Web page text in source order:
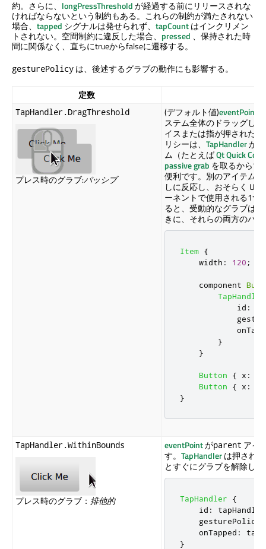
約。さらに、 longPressThresholdが経過する前にリリースされな
ければならないという制約もある。これらの制約が満たされない
場合、 tapped シグナルは発せられず、 tapCountはインクリメン
トされない。空間制約に違反した場合、 pressed 、保持された時
間に関係なく、直ちにtrueからfalseに遷移する。
gesturePolicy は、後述するグラブの動作にも影響する。
定数
TapHandler.DragThreshold
プレス時のグラブ:パッシブ
(デフォルト値)eventPoint
ステム全体のドラッグし
イスまたは指が押された
リシーは、 TapHandlerが
ム（たとえばQt Quick
passive grab を取るからで
便利です。別のアイテム
しに反応し、おそらく UI
ーネントで使用される1つ
ると、受動的なグラブは
きに、それらの両方のハ
Item {
width : 120 ;
    component
TapHandler
id :
}
}
Button { x :
Button
{ x :
}
TapHandler.WithinBounds
プレス時のグラブ： 排他的
eventPointがparent アイ
す。 TapHandlerは押され
とすぐにグラブを解除し
TapHandler
{
id :
tapHandler
gesturePolicy
onTapped :
}